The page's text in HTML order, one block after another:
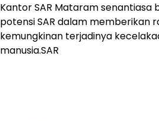
Kantor SAR Mataram
potensi SAR dalam memberikan
kemungkinan terjadinya
manusia.SAR